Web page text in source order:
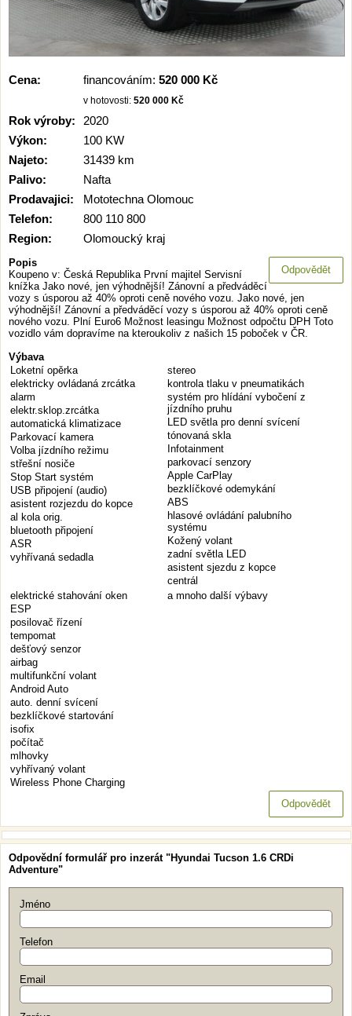
Cena: financováním: 520 000 Kč
v hotovosti: 520 000 Kč
Rok výroby:
2020
Výkon:
100 KW
Najeto:
31439 km
Palivo:
Nafta
Prodavajici:
Mototechna Olomouc
Telefon:
800 110 800
Region:
Olomoucký kraj
Odpovědět
Popis
Koupeno v: Česká Republika První majitel Servisní
knížka Jako nové, jen výhodnější! Zánovní a předváděcí
vozy s úsporou až 40% oproti ceně nového vozu. Jako nové, jen
výhodnější! Zánovní a předváděcí vozy s úsporou až 40% oproti ceně
nového vozu. Plní Euro6 Možnost leasingu Možnost odpočtu DPH Toto
vozidlo vám dopravíme na kteroukoliv z našich 15 poboček v ČR.
Výbava
Loketní opěrka
elektricky ovládaná zrcátka
alarm
elektr.sklop.zrcátka
automatická klimatizace
Parkovací kamera
Volba jízdního režimu
střešní nosiče
Stop Start systém
USB připojení (audio)
asistent rozjezdu do kopce
al kola orig.
bluetooth připojení
ASR
vyhřívaná sedadla
stereo
kontrola tlaku v pneumatikách
systém pro hlídání vybočení z
jízdního pruhu
LED světla pro denní svícení
tónovaná skla
Infotainment
parkovací senzory
Apple CarPlay
bezklíčkové odemykání
ABS
hlasové ovládání palubního
systému
Kožený volant
zadní světla LED
asistent sjezdu z kopce
centrál
elektrické stahování oken
ESP
posilovač řízení
tempomat
dešťový senzor
airbag
multifunkční volant
Android Auto
auto. denní svícení
bezklíčkové startování
isofix
počítač
mlhovky
vyhřívaný volant
Wireless Phone Charging
a mnoho další výbavy
Odpovědět
Odpovědní formulář pro inzerát "Hyundai Tucson 1.6 CRDi
Adventure"
Jméno
Telefon
Email